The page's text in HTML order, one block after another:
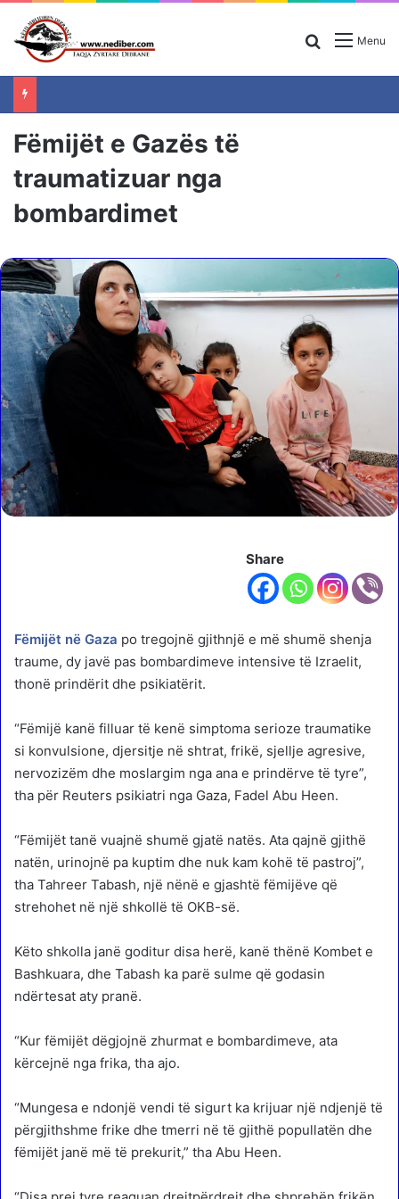
Menu
Search for
Fëmijët e Gazës të
traumatizuar nga
bombardimet
Share
Fëmijët në Gaza po tregojnë gjithnjë e më shumë shenja
traume, dy javë pas bombardimeve intensive të Izraelit,
thonë prindërit dhe psikiatërit.
“Fëmijë kanë filluar të kenë simptoma serioze traumatike
si konvulsione, djersitje në shtrat, frikë, sjellje agresive,
nervozizëm dhe moslargim nga ana e prindërve të tyre”,
tha për Reuters psikiatri nga Gaza, Fadel Abu Heen.
“Fëmijët tanë vuajnë shumë gjatë natës. Ata qajnë gjithë
natën, urinojnë pa kuptim dhe nuk kam kohë të pastroj”,
tha Tahreer Tabash, një nënë e gjashtë fëmijëve që
strehohet në një shkollë të OKB-së.
Këto shkolla janë goditur disa herë, kanë thënë Kombet e
Bashkuara, dhe Tabash ka parë sulme që godasin
ndërtesat aty pranë.
“Kur fëmijët dëgjojnë zhurmat e bombardimeve, ata
kërcejnë nga frika, tha ajo.
“Mungesa e ndonjë vendi të sigurt ka krijuar një ndjenjë të
përgjithshme frike dhe tmerri në të gjithë popullatën dhe
fëmijët janë më të prekurit,” tha Abu Heen.